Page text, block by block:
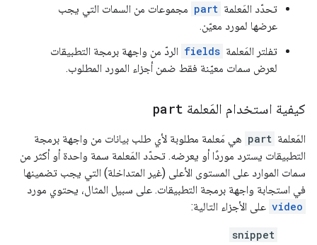
تحدّد المَعلمة part مجموعات من السمات التي يجب
عرضها لمورد معيّن.
تفلتر المَعلمة fields الردّ من واجهة برمجة التطبيقات
لعرض سمات معيّنة فقط ضمن أجزاء المورد المطلوب.
كيفية استخدام المَعلمة part
المَعلمة part هي مَعلمة مطلوبة لأي طلب بيانات من واجهة برمجة
التطبيقات يسترد موردًا أو يعرضه. تحدّد المَعلمة سمة واحدة أو أكثر من
سمات الموارد على المستوى الأعلى (غير المتداخلة) التي يجب تضمينها
في استجابة واجهة برمجة التطبيقات. على سبيل المثال، يحتوي مورد
video على الأجزاء التالية:
snippet